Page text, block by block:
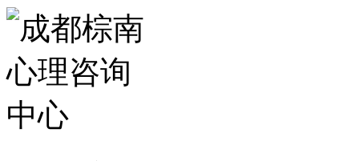
家好 成都心理咨询推荐
费 成都心理医院哪里好